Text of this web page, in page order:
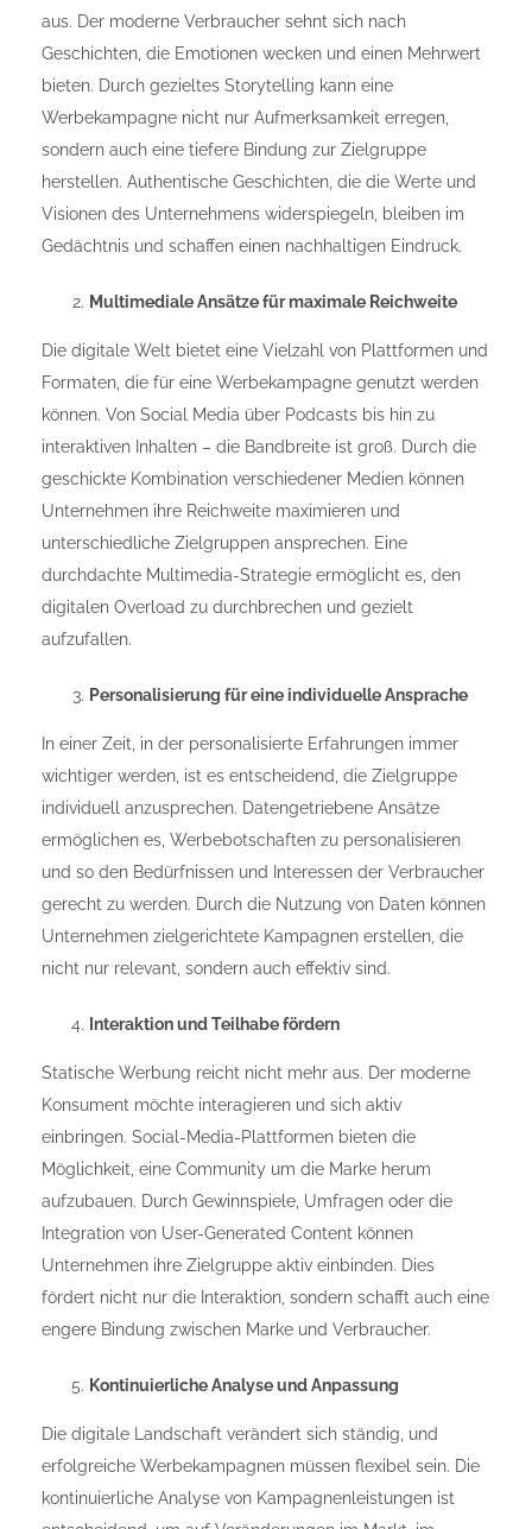
aus. Der moderne Verbraucher sehnt sich nach
Geschichten, die Emotionen wecken und einen Mehrwert
bieten. Durch gezieltes Storytelling kann eine
Werbekampagne nicht nur Aufmerksamkeit erregen,
sondern auch eine tiefere Bindung zur Zielgruppe
herstellen. Authentische Geschichten, die die Werte und
Visionen des Unternehmens widerspiegeln, bleiben im
Gedächtnis und schaffen einen nachhaltigen Eindruck.
Multimediale Ansätze für maximale Reichweite
Die digitale Welt bietet eine Vielzahl von Plattformen und
Formaten, die für eine Werbekampagne genutzt werden
können. Von Social Media über Podcasts bis hin zu
interaktiven Inhalten – die Bandbreite ist groß. Durch die
geschickte Kombination verschiedener Medien können
Unternehmen ihre Reichweite maximieren und
unterschiedliche Zielgruppen ansprechen. Eine
durchdachte Multimedia-Strategie ermöglicht es, den
digitalen Overload zu durchbrechen und gezielt
aufzufallen.
Personalisierung für eine individuelle Ansprache
In einer Zeit, in der personalisierte Erfahrungen immer
wichtiger werden, ist es entscheidend, die Zielgruppe
individuell anzusprechen. Datengetriebene Ansätze
ermöglichen es, Werbebotschaften zu personalisieren
und so den Bedürfnissen und Interessen der Verbraucher
gerecht zu werden. Durch die Nutzung von Daten können
Unternehmen zielgerichtete Kampagnen erstellen, die
nicht nur relevant, sondern auch effektiv sind.
Interaktion und Teilhabe fördern
Statische Werbung reicht nicht mehr aus. Der moderne
Konsument möchte interagieren und sich aktiv
einbringen. Social-Media-Plattformen bieten die
Möglichkeit, eine Community um die Marke herum
aufzubauen. Durch Gewinnspiele, Umfragen oder die
Integration von User-Generated Content können
Unternehmen ihre Zielgruppe aktiv einbinden. Dies
fördert nicht nur die Interaktion, sondern schafft auch eine
engere Bindung zwischen Marke und Verbraucher.
Kontinuierliche Analyse und Anpassung
Die digitale Landschaft verändert sich ständig, und
erfolgreiche Werbekampagnen müssen flexibel sein. Die
kontinuierliche Analyse von Kampagnenleistungen ist